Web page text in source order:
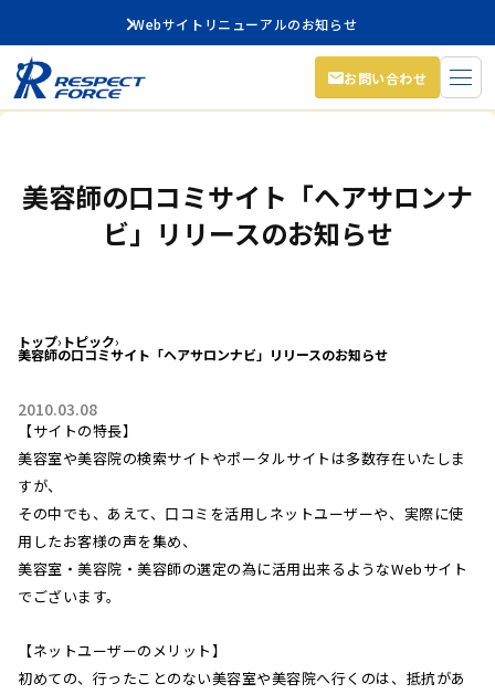
Webサイトリニューアルのお知らせ
お問い合わせ
美容師の口コミサイト「ヘアサロンナ
ビ」リリースのお知らせ
トップ› トピック›
美容師の口コミサイト「ヘアサロンナビ」リリースのお知らせ
2010.03.08
【サイトの特長】
美容室や美容院の検索サイトやポータルサイトは多数存在いたしま
すが、
その中でも、あえて、口コミを活用しネットユーザーや、実際に使
用したお客様の声を集め、
美容室・美容院・美容師の選定の為に活用出来るようなWebサイト
でございます。
【ネットユーザーのメリット】
初めての、行ったことのない美容室や美容院へ行くのは、抵抗があ